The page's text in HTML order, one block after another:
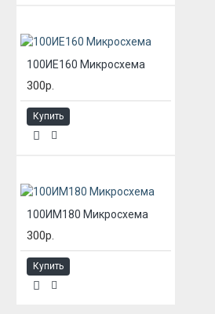
100ИЕ160 Микросхема
300р.
Купить
100ИМ180 Микросхема
300р.
Купить